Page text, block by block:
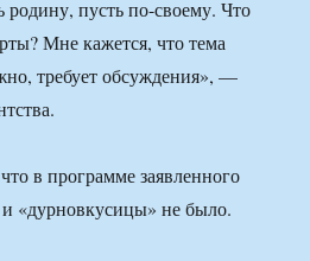
родину, пусть по-своему. Что
Мне кажется, что тема
требует обсуждения», —
в программе заявленного
и «дурновкусицы» не было.